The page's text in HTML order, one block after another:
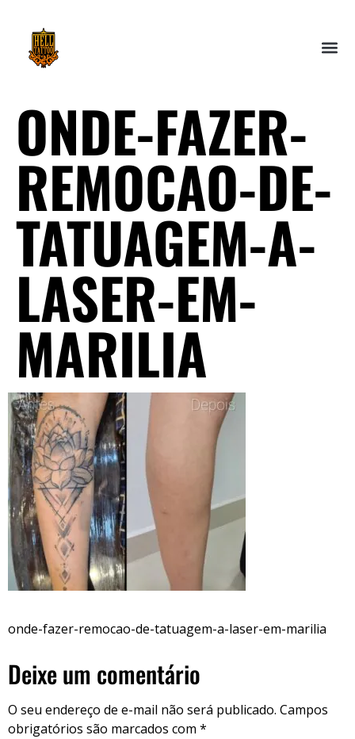
ONDE-FAZER-
REMOCAO-DE-
TATUAGEM-A-
LASER-EM-
MARILIA
onde-fazer-remocao-de-tatuagem-a-laser-em-marilia
Deixe um comentário
O seu endereço de e-mail não será publicado. Campos
obrigatórios são marcados com *